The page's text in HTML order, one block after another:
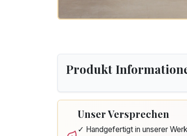
Produkt
Unser Versprechen
✓ Handgefertigt in unserer